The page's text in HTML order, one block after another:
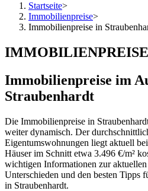
Startseite>
Immobilienpreise>
Immobilienpreise in
IMMOBILIENPREISE
Immobilienpreise im
Straubenhardt
Die Immobilienpreise in
weiter dynamisch. Der
Eigentumswohnungen liegt aktuell
Häuser im Schnitt etwa 3.496 €/m²
wichtigen Informationen zur
Unterschieden und den besten Tipps
in Straubenhardt.